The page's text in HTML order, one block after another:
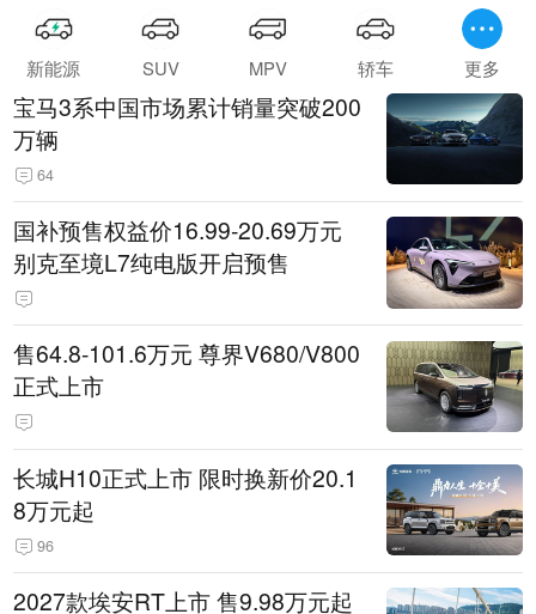
新能源 SUV MPV 轿车 更多
宝马3系中国市场累计销量突破200
万辆
64
国补预售权益价16.99-20.69万元
别克至境L7纯电版开启预售
售64.8-101.6万元 尊界V680/V800
正式上市
长城H10正式上市 限时换新价20.1
8万元起
96
2027款埃安RT上市 售9.98万元起